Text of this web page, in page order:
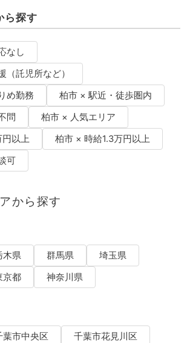
ら探す
なし
（託児所など）
め勤務
柏市 × 駅近・徒歩圏内
問
柏市 × 人気エリア
以上
柏市 × 時給1.3万円以上
可
から探す
木県 群馬県
埼玉県
京都 神奈川県
葉市中央区
千葉市花見川区